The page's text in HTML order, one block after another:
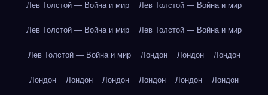
Лев Толстой — Война и мир Лев Толстой — Война и мир
Лев Толстой — Война и мир Лев Толстой — Война и мир
Лев Толстой — Война и мир Лондон Лондон Лондон
Лондон Лондон Лондон Лондон Лондон Лондон